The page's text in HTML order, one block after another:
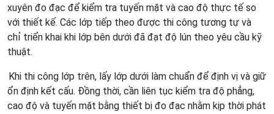
xuyên đo đạc để kiểm tra tuyến mặt và cao độ thực tế so
với thiết kế. Các lớp tiếp theo được thi công tương tự và
chỉ triển khai khi lớp bên dưới đã đạt độ lún theo yêu cầu kỹ
thuật.
Khi thi công lớp trên, lấy lớp dưới làm chuẩn để định vị và giữ
ổn định kết cấu. Đồng thời, cần liên tục kiểm tra độ phẳng,
cao độ và tuyến mặt bằng thiết bị đo đạc nhằm kịp thời phát